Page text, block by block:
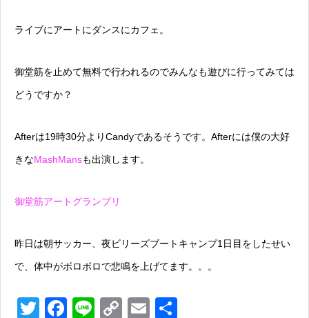
ライブにアートにダンスにカフェ。
御堂筋を止めて無料で行われるのでみんなも遊びに行ってみては
どうですか？
Afterは19時30分よりCandyであるそうです。Afterには僕の大好
きなMashMansも出演します。
御堂筋アートグランプリ
昨日は朝サッカー、夜ビリーズブートキャンプ1日目をしたせい
で、体中がボロボロで悲鳴を上げてます。。。
T
F
Li
C
E